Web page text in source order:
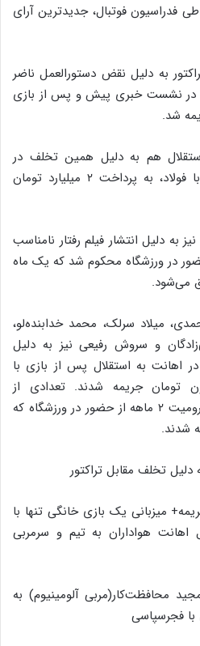
فدراسیون فوتبال، جدیدترین آرای
به دلیل نقض دستورالعمل ناضر
در نشست خبری پیش و پس از بازی
هم به دلیل همین تخلف در
نشست خبری پیش از بازی با فولاد، به پرداخت ۲ میلیارد تومان
به دلیل انتشار فیلم رفتار نامناسب
در ورزشگاه محکوم شد که یک ماه
میلاد سرلک، محمد خدابنده‌لو،
و سروش رفیعی نیز به دلیل
اهانت به استقلال پس از بازی با
خوزستان، ۱۰۰ میلیون تومان جریمه شدند. تعدادی از
لیدرهای این باشگاه نیز با محرومیت ۲ ماهه از حضور در ورزشگاه که
شدند.
جریمه+ میزبانی یک بازی خانگی تنها با
اهانت هواداران به تیم و سرمربی
مجید محافظت‌کار(مربی آلومینیوم) به
فجرسپاسی